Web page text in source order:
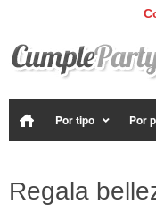
Por tipo Por
Regala